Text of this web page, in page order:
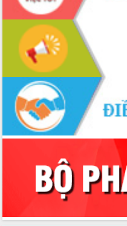
Hòn Yến phát triển du lịch gắn với bảo
tồn biển
Lấy ý kiến điều chỉnh Quy hoạch tỉnh
Đắk Lắk thời kỳ 2021-2030, tầm nhìn
đến năm 2050
Phát động chiến dịch 30 ngày đêm
giải phóng mặt bằng Tuyến đường bộ
ven biển
Đắk Lắk nỗ lực thúc đẩy tăng trưởng
kinh tế từ 10% trở lên trong Quý
II/2026
Đắk Lắk ký kết thỏa thuận hợp tác về
chuyển đổi số giai đoạn 2026 – 2030
với Tập đoàn Bưu chính Viễn thông
Việt Nam
Đắk Lắk về phát triển nhân lực y tế